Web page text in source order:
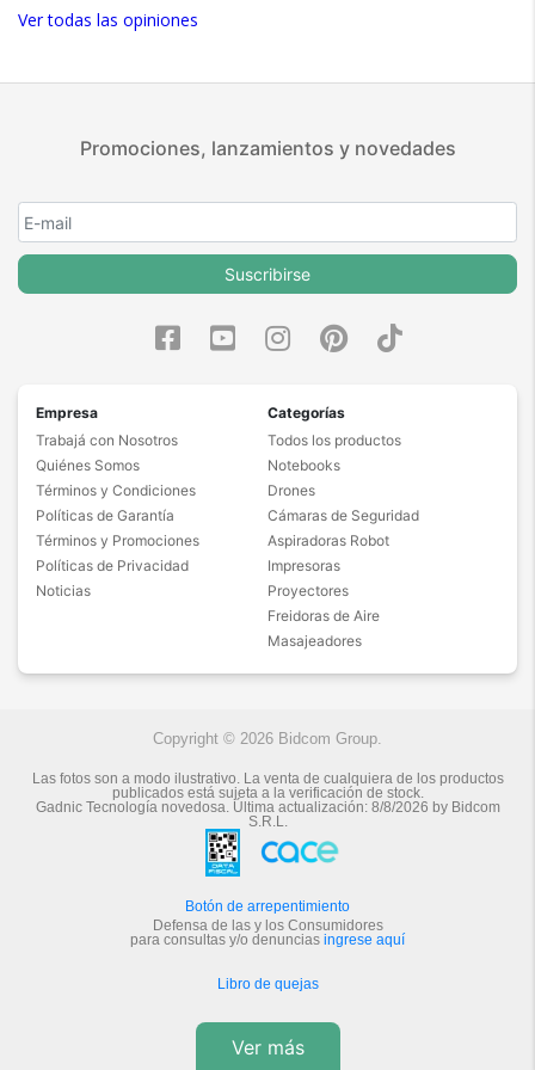
Ver todas las opiniones
Promociones, lanzamientos y novedades
Suscribirse
Empresa
Trabajá con Nosotros
Quiénes Somos
Términos y Condiciones
Políticas de Garantía
Términos y Promociones
Políticas de Privacidad
Noticias
Categorías
Todos los productos
Notebooks
Drones
Cámaras de Seguridad
Aspiradoras Robot
Impresoras
Proyectores
Freidoras de Aire
Masajeadores
Copyright © 2026 Bidcom Group.
Las fotos son a modo ilustrativo. La venta de cualquiera de los productos
publicados está sujeta a la verificación de stock.
Gadnic Tecnología novedosa.Última actualización: 8/8/2026 by Bidcom
S.R.L.
Botón de arrepentimiento
Defensa de las y los Consumidores
para consultas y/o denuncias ingrese aquí
Libro de quejas
Ver más